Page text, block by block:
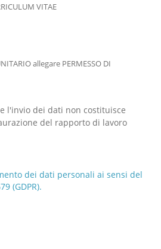
VITAE
allegare PERMESSO DI
l'invio dei dati non costituisce
del rapporto di lavoro
dei dati personali ai sensi del
(GDPR).